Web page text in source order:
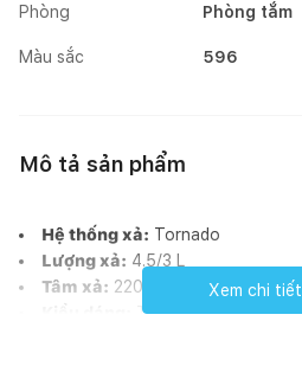
Phòng Phòng tắm
Màu sắc 596
Mô tả sản phẩm
Hệ thống xả: Tornado
Lượng xả: 4.5/3 L
Tâm xả: 220 mm (Thoát ngang)
Thân chữ D, thân kín
Xem chi tiết